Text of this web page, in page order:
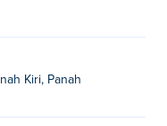
Kiri, Panah